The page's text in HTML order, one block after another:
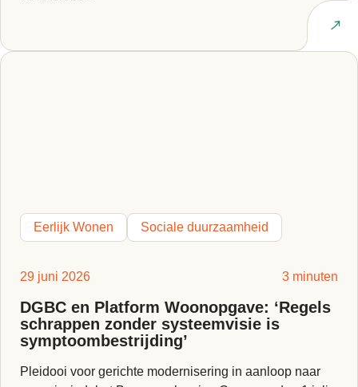
Lees artikel
Eerlijk Wonen Sociale duurzaamheid
29 juni 2026 3 minuten
DGBC en Platform Woonopgave: ‘Regels
schrappen zonder systeemvisie is
symptoombestrijding’
Pleidooi voor gerichte modernisering in aanloop naar